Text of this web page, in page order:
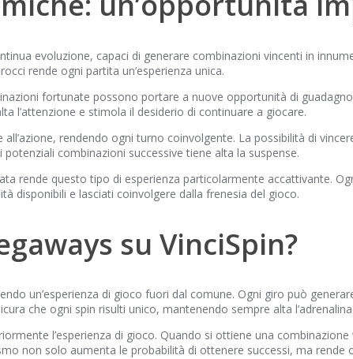
evoluzione, capaci di generare combinazioni vincenti in
rende ogni partita un’esperienza unica.
fortunate possono portare a nuove opportunità di
l’attenzione e stimola il desiderio di continuare a giocare.
rendendo ogni turno coinvolgente. La possibilità di
combinazioni successive tiene alta la suspense.
rende questo tipo di esperienza particolarmente accattivante.
disponibili e lasciati coinvolgere dalla frenesia del gioco.
su VinciSpin?
un’esperienza di gioco fuori dal comune. Ogni giro può
che ogni spin risulti unico, mantenendo sempre alta l’adrenalina
l’esperienza di gioco. Quando si ottiene una
non solo aumenta le probabilità di ottenere successi, ma